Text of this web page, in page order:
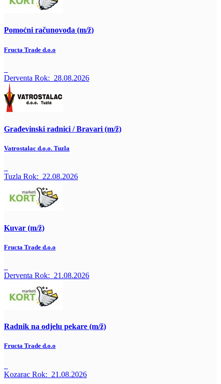
Pomoćni računovođa (m/ž)
Fructa Trade d.o.o
Derventa Rok: 28.08.2026
Građevinski radnici / Bravari (m/ž)
Vatrostalac d.o.o. Tuzla
Tuzla Rok: 22.08.2026
Kuvar (m/ž)
Fructa Trade d.o.o
Derventa Rok: 21.08.2026
Radnik na odjelu pekare (m/ž)
Fructa Trade d.o.o
Kozarac Rok: 21.08.2026